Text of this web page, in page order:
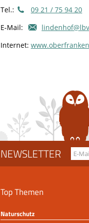
Tel.:
09 21 / 75 94 20
E-Mail:
Internet:
NEWSLETTER
Top Themen
Naturschutz